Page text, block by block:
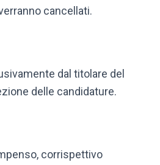
cancellati.
dal titolare del
delle candidature.
corrispettivo